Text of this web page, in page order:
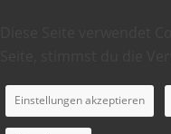
Einstellungen akzeptieren